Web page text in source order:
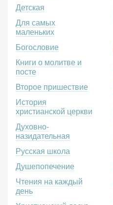
Детская
Для самых
маленьких
Богословие
Книги о молитве и
посте
Второе пришествие
История
христианской церкви
Духовно-
назидательная
Русская школа
Душепопечение
Чтения на каждый
день